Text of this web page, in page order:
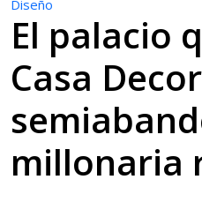
Diseño
El palacio
Casa
millonaria